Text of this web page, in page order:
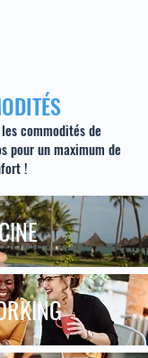
commodités de
pour un maximum de
!